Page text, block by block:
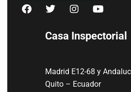
Casa Inspectorial
Madrid E12-68 y
Quito – Ecuador